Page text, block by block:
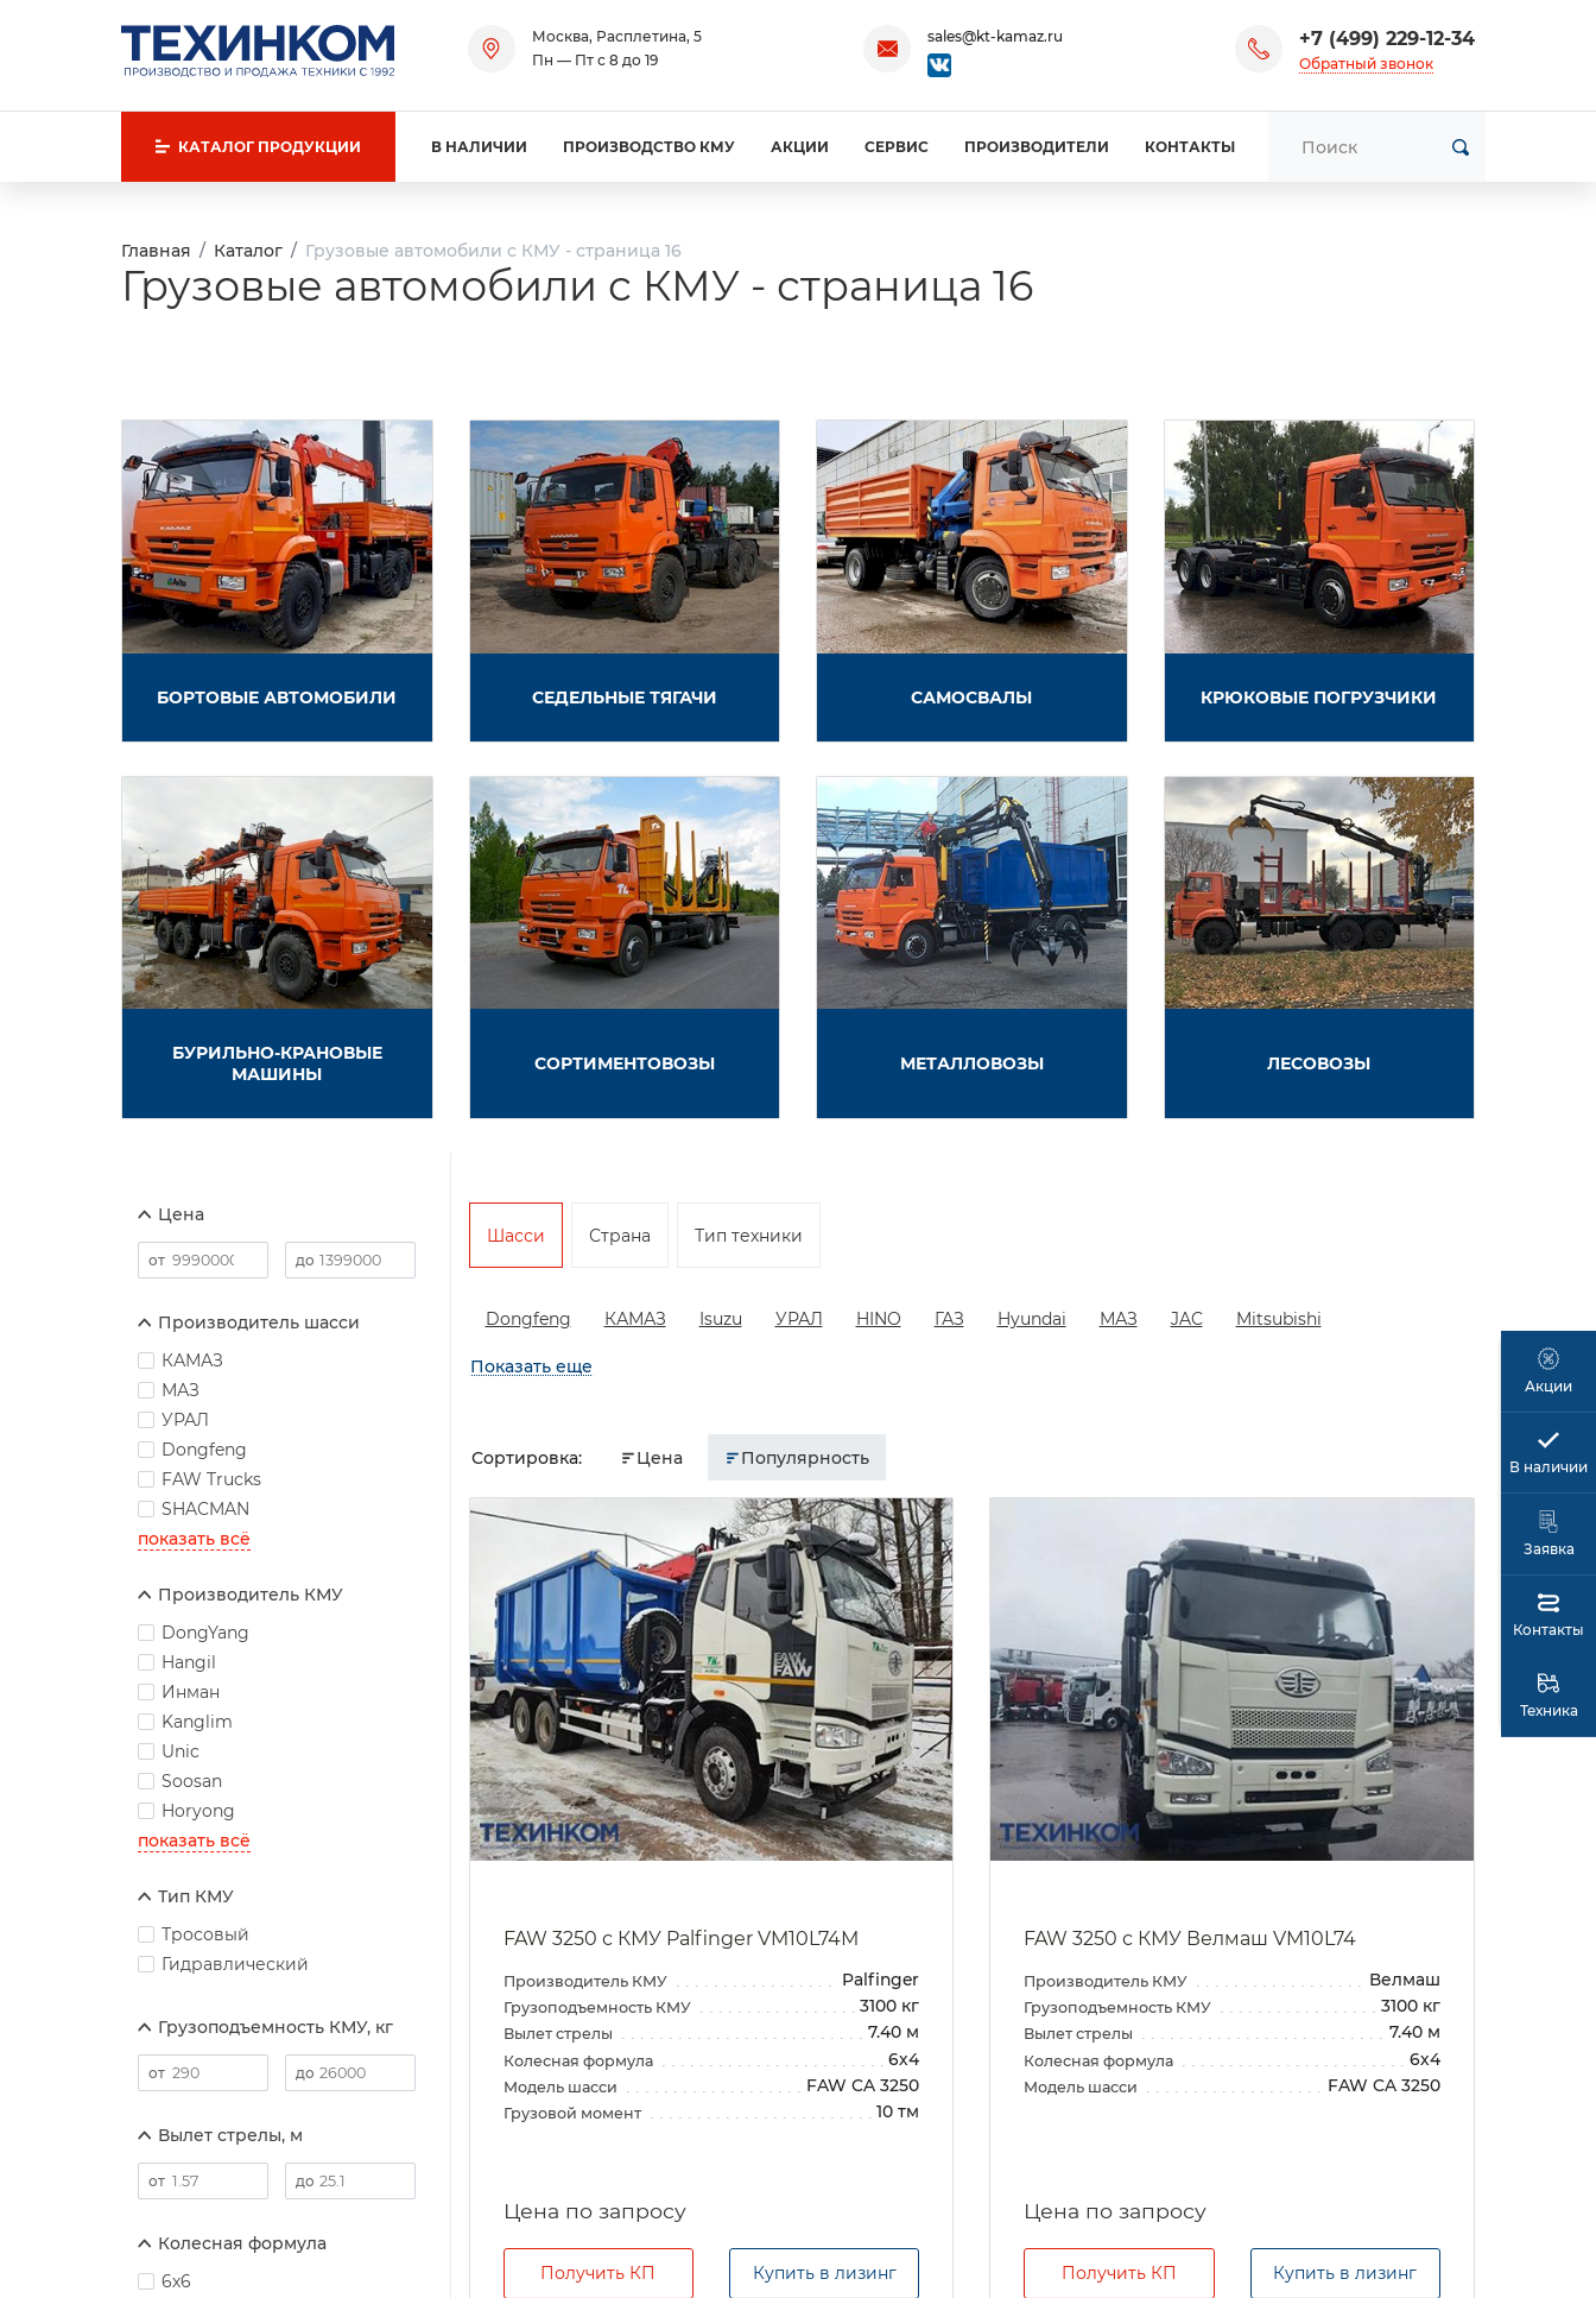
Москва, Расплетина, 5
Пн — Пт с 8 до 19
sales@kt-kamaz.ru +7 (499) 229-12-34
Обратный звонок
КАТАЛОГ ПРОДУКЦИИ В НАЛИЧИИ ПРОИЗВОДСТВО КМУ АКЦИИ СЕРВИС ПРОИЗВОДИТЕЛИ КОНТАКТЫ
Главная Каталог Грузовые автомобили с КМУ - страница 16
Грузовые автомобили с КМУ - страница 16
БОРТОВЫЕ АВТОМОБИЛИ СЕДЕЛЬНЫЕ ТЯГАЧИ САМОСВАЛЫ КРЮКОВЫЕ ПОГРУЗЧИКИ
БУРИЛЬНО-КРАНОВЫЕ
МАШИНЫ
СОРТИМЕНТОВОЗЫ МЕТАЛЛОВОЗЫ ЛЕСОВОЗЫ
Цена
Производитель шасси
КАМАЗ
МАЗ
УРАЛ
Dongfeng
FAW Trucks
SHACMAN
показать всё
Производитель КМУ
DongYang
Hangil
Инман
Kanglim
Unic
Soosan
Horyong
показать всё
Тип КМУ
Тросовый
Гидравлический
Грузоподъемность КМУ, кг
Вылет стрелы, м
Колесная формула
6х6
Шасси
Dongfeng КАМАЗ Isuzu УРАЛ HINO ГАЗ Hyundai МАЗ JAC Mitsubishi
Показать еще
Страна Тип техники
Сортировка: Цена Популярность
FAW 3250 с КМУ Palfinger VM10L74М
Производитель КМУ Palfinger
Грузоподъемность КМУ 3100 кг
Вылет стрелы 7.40 м
Колесная формула 6х4
Модель шасси FAW CA 3250
Грузовой момент 10 тм
Цена по запросу
Получить КП Купить в лизинг
FAW 3250 с КМУ Велмаш VM10L74
Производитель КМУ Велмаш
Грузоподъемность КМУ 3100 кг
Вылет стрелы 7.40 м
Колесная формула 6х4
Модель шасси FAW CA 3250
Цена по запросу
Получить КП Купить в лизинг
Акции
В наличии
Заявка
Техника
Контакты